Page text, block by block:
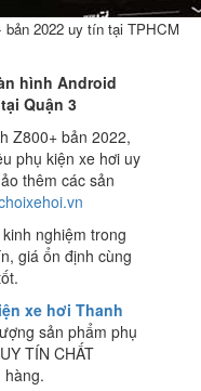
bản 2022 uy tín tại TPHCM
hình Android
Quận 3
Z800+ bản 2022,
phụ kiện xe hơi uy
thêm các sản
nghiệm trong
giá ổn định cùng
xe hơi Thanh
sản phẩm phụ
TÍN CHẤT
hàng.